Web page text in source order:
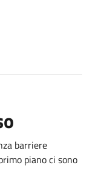
barriere
piano ci sono